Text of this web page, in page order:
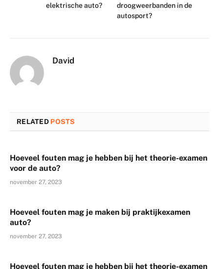
elektrische auto?
droogweerbanden in de
autosport?
David
RELATED POSTS
Hoeveel fouten mag je hebben bij het theorie-examen
voor de auto?
november 27, 2023
Hoeveel fouten mag je maken bij praktijkexamen
auto?
november 27, 2023
Hoeveel fouten mag je hebben bij het theorie-examen